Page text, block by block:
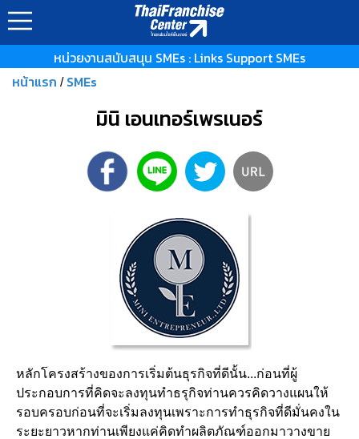
หน่วยงานสนับสนุน SMEs : Links Support SMEs
หน้าแรก / SMEs
มินิ เอนเทอร์เพรเนอร์
หลักโครงสร้างของการเริ่มต้นธุรกิจที่ดีนั้น...ก่อนที่ผู้
ประกอบการที่คิดจะลงทุนทำธรุกิจท่านควรคิดวางแผนให้
รอบครอบก่อนที่จะเริ่มลงทุนเพราะการทำธุรกิจที่ดีมั่นคงใน
ระยะยาวหากท่านเพียงแค่คิดทำผลิตภัณฑ์ออกมาวางขาย